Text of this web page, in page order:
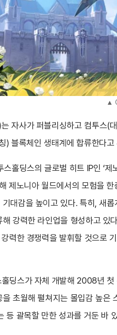
▲
자사가 퍼블리싱하고 컴투스(
) 블록체인 생태계에 합류한다
스홀딩스의 글로벌 히트 IP인 ‘
제노니아 월드에서의 모험을
대감을 높이고 있다. 특히, 새
강력한 라인업을 형성하고 있
력한 경쟁력을 발휘할 것으로
홀딩스가 자체 개발해 2008년
초월해 펼쳐지는 몰입감 높은
등 괄목할 만한 성과를 거둔 바